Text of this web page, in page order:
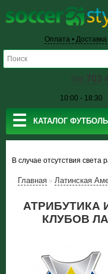
Оплата • Доставка
098 703
10:00 - 18:30
☰ КАТАЛОГ
В случае отсутствия света
Главная » Латинская
АТРИБУТИКА
КЛУБОВ